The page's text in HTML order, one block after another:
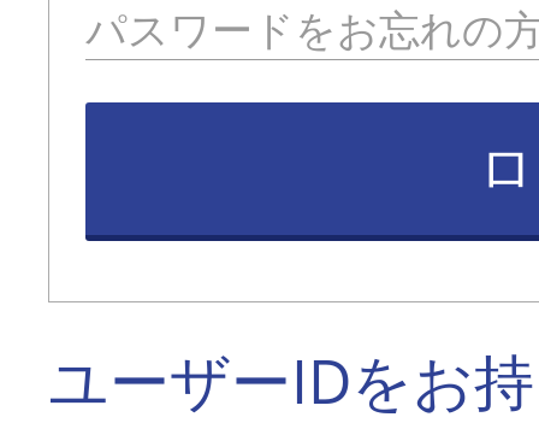
パスワードをお忘れの
ユーザーIDをお